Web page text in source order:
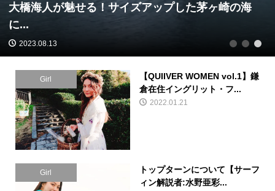
大橋海人が魅せる！サイズアップした茅ヶ崎の海
に...
2023.08.13 1 2 3
Girl
【QUIIVER WOMEN vol.1】鎌
倉在住イングリット・フ...
2022.01.21
Girl
トップターンについて【サーフ
ィン解説者:水野亜彩...